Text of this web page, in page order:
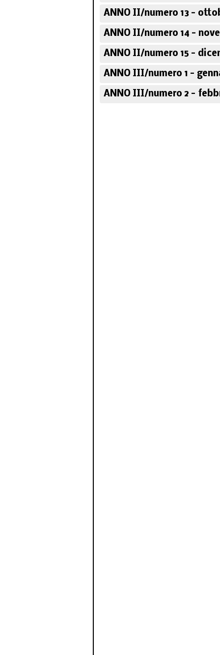
ANNO II/numero 13 -
ANNO II/numero 14 -
ANNO II/numero 15 -
ANNO III/numero 1 -
ANNO III/numero 2 -